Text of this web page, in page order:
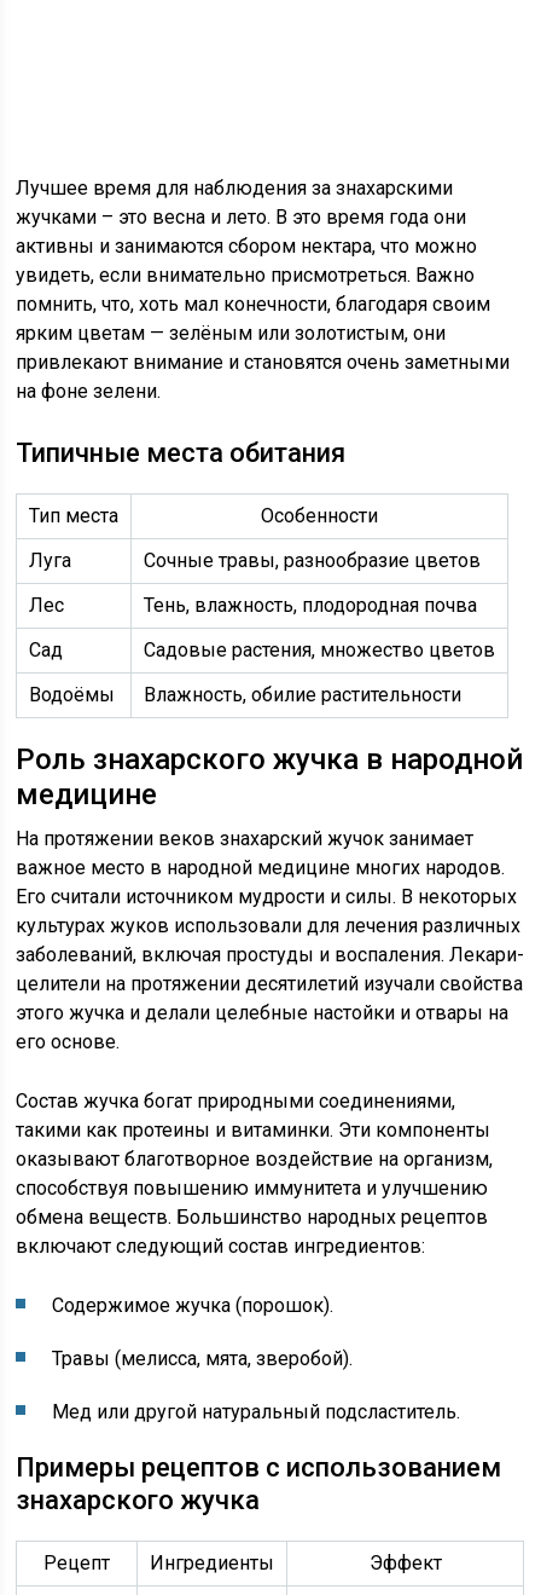
Лучшее время для наблюдения за знахарскими
жучками – это весна и лето. В это время года они
активны и занимаются сбором нектара, что можно
увидеть, если внимательно присмотреться. Важно
помнить, что, хоть мал конечности, благодаря своим
ярким цветам — зелёным или золотистым, они
привлекают внимание и становятся очень заметными
на фоне зелени.
Типичные места обитания
Тип места
Особенности
Луга
Сочные травы, разнообразие цветов
Лес
Тень, влажность, плодородная почва
Сад
Садовые растения, множество цветов
Водоёмы
Влажность, обилие растительности
Роль знахарского жучка в народной
медицине
На протяжении веков знахарский жучок занимает
важное место в народной медицине многих народов.
Его считали источником мудрости и силы. В некоторых
культурах жуков использовали для лечения различных
заболеваний, включая простуды и воспаления. Лекари-
целители на протяжении десятилетий изучали свойства
этого жучка и делали целебные настойки и отвары на
его основе.
Состав жучка богат природными соединениями,
такими как протеины и витаминки. Эти компоненты
оказывают благотворное воздействие на организм,
способствуя повышению иммунитета и улучшению
обмена веществ. Большинство народных рецептов
включают следующий состав ингредиентов:
Содержимое жучка (порошок).
Травы (мелисса, мята, зверобой).
Мед или другой натуральный подсластитель.
Примеры рецептов с использованием
знахарского жучка
Рецепт Ингредиенты
Эффект